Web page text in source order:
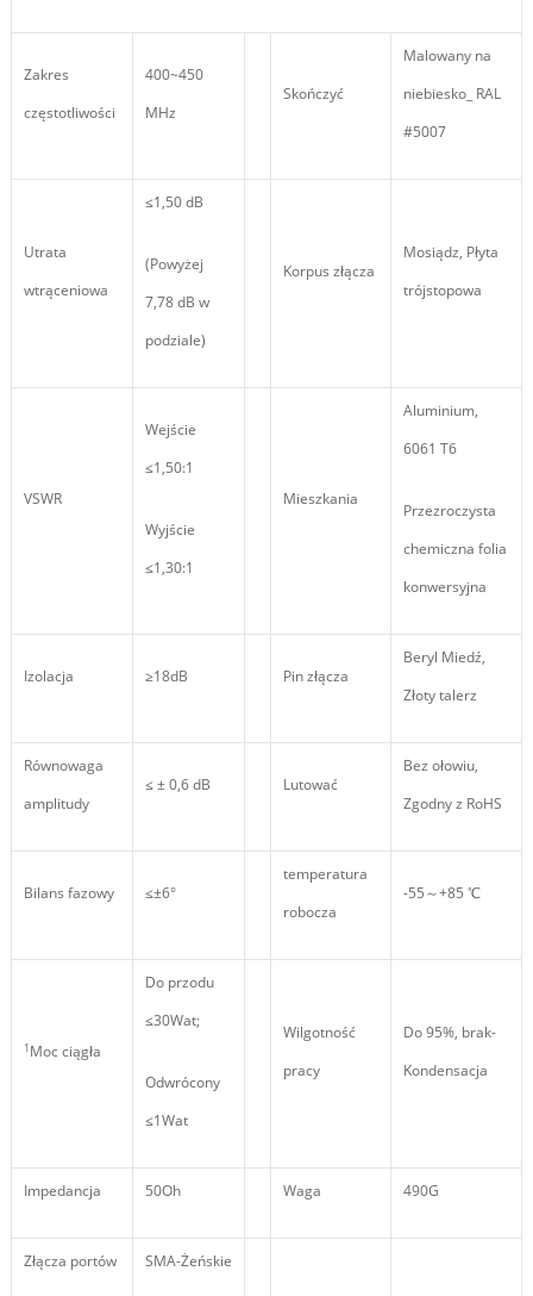
Zakres
częstotliwości
400~450
MHz
Skończyć
Malowany na
niebiesko_ RAL
#5007
Utrata
wtrąceniowa
≤1,50 dB
(Powyżej
7,78 dB w
podziale)
Korpus złącza
Mosiądz, Płyta
trójstopowa
VSWR
Wejście
≤1,50:1
Wyjście
≤1,30:1
Mieszkania
Aluminium,
6061 T6
Przezroczysta
chemiczna folia
konwersyjna
Izolacja ≥18dB Pin złącza
Beryl Miedź,
Złoty talerz
Równowaga
amplitudy
≤ ± 0,6 dB Lutować
Bez ołowiu,
Zgodny z RoHS
Bilans fazowy ≤±6°
temperatura
robocza
-55～+85 ℃
1 Moc ciągła
Do przodu
≤30Wat;
Odwrócony
≤1Wat
Wilgotność
pracy
Do 95%, brak-
Kondensacja
Impedancja 50Oh Waga 490G
Złącza portów SMA-Żeńskie